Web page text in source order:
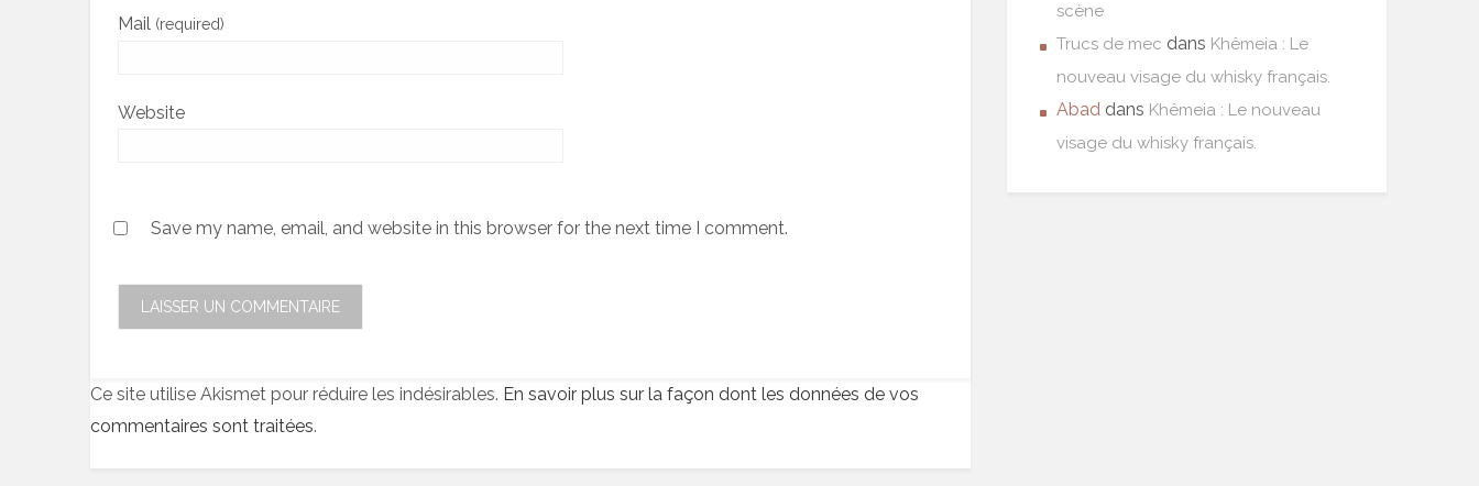
Mail (required)
Website
Save my name, email, and website in this browser for the next time I comment.
Ce site utilise Akismet pour réduire les indésirables. En savoir plus sur la façon dont les données de vos
commentaires sont traitées.
scène
Trucs de mec dans Khêmeia : Le
nouveau visage du whisky français.
Abad dans Khêmeia : Le nouveau
visage du whisky français.